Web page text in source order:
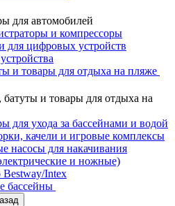
для автомобилей
и компрессоры
для цифровых устройств
и товары для отдыха на пляже
батуты и товары для отдыха на
для ухода за бассейнами и водой
качели и игровые комплексы
насосы для накачивания
и ножные)
Intex
бассейны